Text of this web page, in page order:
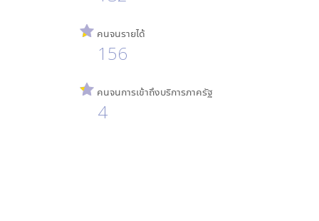
คนจนรายได้
156
คนจนการเข้าถึงบริการภาครัฐ
4